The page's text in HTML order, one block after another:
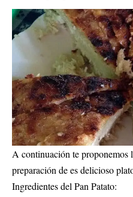
A continuación te proponemos
preparación de es delicioso
Ingredientes del Pan Patato: